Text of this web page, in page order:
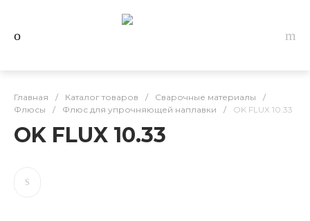
Главная / Каталог товаров / Сварочные материалы
/
Флюсы
/ Флюс для упрочняющей наплавки / OK FLUX 10.33
OK FLUX 10.33